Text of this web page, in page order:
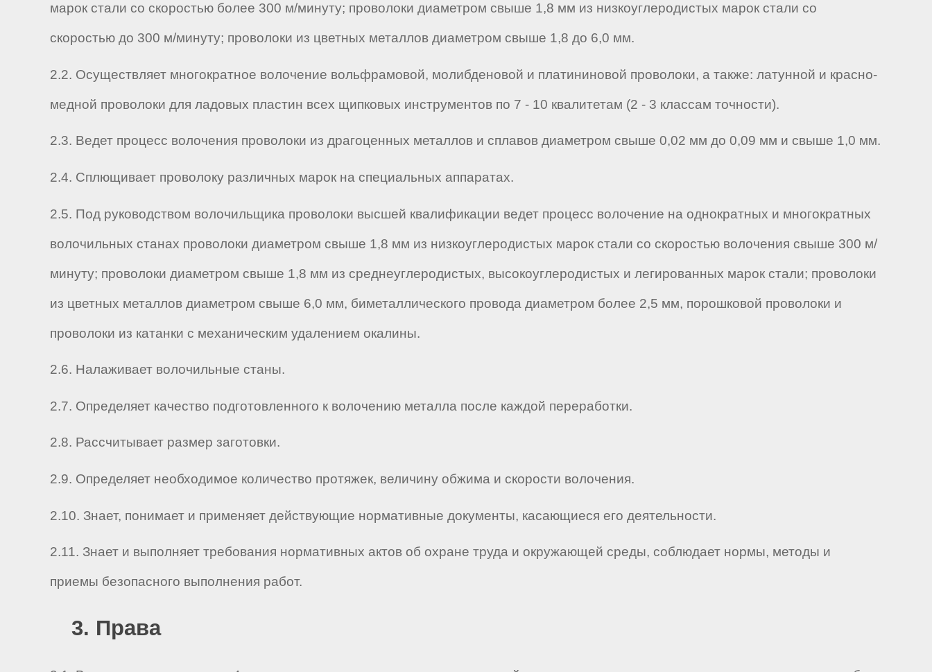
марок стали со скоростью более 300 м/минуту; проволоки диаметром свыше 1,8 мм из низкоуглеродистых марок стали со
скоростью до 300 м/минуту; проволоки из цветных металлов диаметром свыше 1,8 до 6,0 мм.
2.2. Осуществляет многократное волочение вольфрамовой, молибденовой и платининовой проволоки, а также: латунной и красно-
медной проволоки для ладовых пластин всех щипковых инструментов по 7 - 10 квалитетам (2 - 3 классам точности).
2.3. Ведет процесс волочения проволоки из драгоценных металлов и сплавов диаметром свыше 0,02 мм до 0,09 мм и свыше 1,0 мм.
2.4. Сплющивает проволоку различных марок на специальных аппаратах.
2.5. Под руководством волочильщика проволоки высшей квалификации ведет процесс волочение на однократных и многократных
волочильных станах проволоки диаметром свыше 1,8 мм из низкоуглеродистых марок стали со скоростью волочения свыше 300 м/
минуту; проволоки диаметром свыше 1,8 мм из среднеуглеродистых, высокоуглеродистых и легированных марок стали; проволоки
из цветных металлов диаметром свыше 6,0 мм, биметаллического провода диаметром более 2,5 мм, порошковой проволоки и
проволоки из катанки с механическим удалением окалины.
2.6. Налаживает волочильные станы.
2.7. Определяет качество подготовленного к волочению металла после каждой переработки.
2.8. Рассчитывает размер заготовки.
2.9. Определяет необходимое количество протяжек, величину обжима и скорости волочения.
2.10. Знает, понимает и применяет действующие нормативные документы, касающиеся его деятельности.
2.11. Знает и выполняет требования нормативных актов об охране труда и окружающей среды, соблюдает нормы, методы и
приемы безопасного выполнения работ.
3. Права